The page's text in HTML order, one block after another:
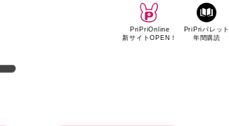
PriPriOnline
新サイトOPEN！
PriPriパレット
年間購読